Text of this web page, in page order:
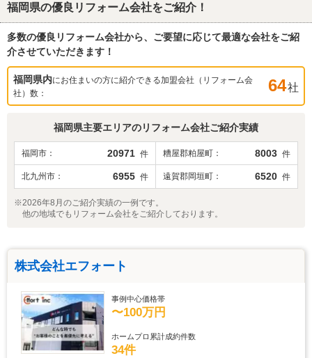
福岡県の優良リフォーム会社をご紹介！
多数の優良リフォーム会社から、ご要望に応じて最適な会社をご紹
介させていただきます！
福岡県内にお住まいの方に紹介できる加盟会社（リフォーム会
社）数：
64社
福岡県主要エリアのリフォーム会社ご紹介実績
福岡市 20971 件 糟屋郡粕屋町 8003 件
北九州市 6955 件 遠賀郡岡垣町 6520 件
※2026年8月のご紹介実績の一例です。
他の地域でもリフォーム会社をご紹介しております。
株式会社エフォート
事例中心価格帯
〜100万円
ホームプロ累計成約件数
34件